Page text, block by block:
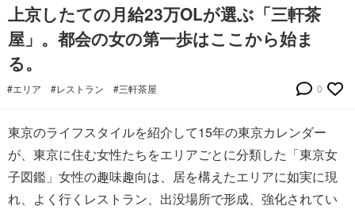
上京したての月給23万OLが選ぶ「三軒茶
屋」。都会の女の第一歩はここから始ま
る。
#エリア #レストラン #三軒茶屋 0
東京のライフスタイルを紹介して15年の東京カレンダー
が、東京に住む女性たちをエリアごとに分類した「東京女
子図鑑」女性の趣味趣向は、居を構えたエリアに如実に現
れ、よく行くレストラン、出没場所で形成、強化されてい